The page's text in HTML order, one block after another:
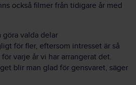
också filmer från tidigare år med
göra valda delar
för fler, eftersom intresset är så
för varje år vi har arrangerat det.
get blir man glad för gensvaret, säger